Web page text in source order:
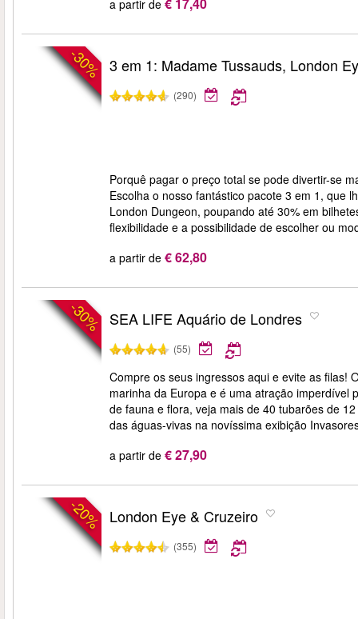
a partir de
-30% 3 em 1: Madame Tussauds, London
(290)
Porquê pagar o preço total se pode divertir-se
Escolha o nosso fantástico pacote 3 em 1, que
London Dungeon, poupando até 30% em
flexibilidade e a possibilidade de escolher ou
a partir de € 62,80
-30% SEA LIFE Aquário de Londres
(55)
Compre os seus ingressos aqui e evite as filas!
marinha da Europa e é uma atração imperdível
de fauna e flora, veja mais de 40 tubarões de
das águas-vivas na novíssima exibição
a partir de € 27,90
-20% London Eye & Cruzeiro
(355)